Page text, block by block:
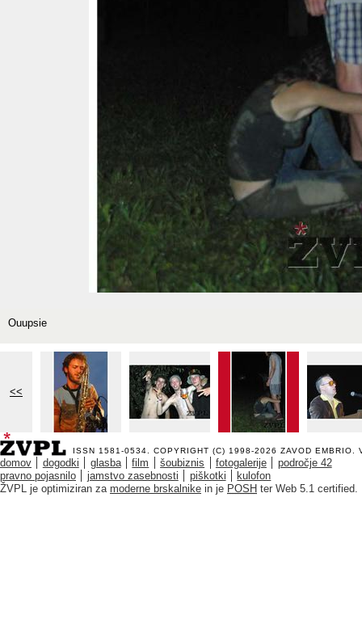
Ouupsie
<<
ISSN 1581-0534. COPYRIGHT (C) 1998-2026 ZAVOD EMBRIO .
domov dogodki glasba film šoubiznis fotogalerije
področje 42
pravno pojasnilo
jamstvo zasebnosti piškotki
kulofon
ŽVPL je optimiziran za moderne brskalnike in je POSH ter Web 5.1 certified.